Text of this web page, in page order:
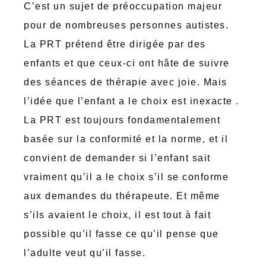
C’est un sujet de préoccupation majeur
pour de nombreuses personnes autistes.
La PRT prétend être dirigée par des
enfants et que ceux-ci ont hâte de suivre
des séances de thérapie avec joie. Mais
l’idée que l’enfant a le choix est inexacte .
La PRT est toujours fondamentalement
basée sur la conformité et la norme, et il
convient de demander si l’enfant sait
vraiment qu’il a le choix s’il se conforme
aux demandes du thérapeute. Et même
s’ils avaient le choix, il est tout à fait
possible qu’il fasse ce qu’il pense que
l’adulte veut qu’il fasse.